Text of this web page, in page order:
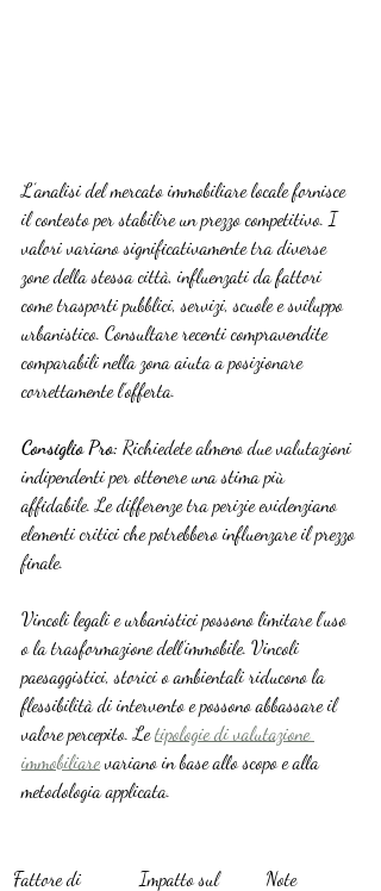
L’analisi del mercato immobiliare locale fornisce
il contesto per stabilire un prezzo competitivo. I
valori variano significativamente tra diverse
zone della stessa città, influenzati da fattori
come trasporti pubblici, servizi, scuole e sviluppo
urbanistico. Consultare recenti compravendite
comparabili nella zona aiuta a posizionare
correttamente l’offerta.
Consiglio Pro: Richiedete almeno due valutazioni
indipendenti per ottenere una stima più
affidabile. Le differenze tra perizie evidenziano
elementi critici che potrebbero influenzare il prezzo
finale.
Vincoli legali e urbanistici possono limitare l’uso
o la trasformazione dell’immobile. Vincoli
paesaggistici, storici o ambientali riducono la
flessibilità di intervento e possono abbassare il
valore percepito. Le tipologie di valutazione
immobiliare variano in base allo scopo e alla
metodologia applicata.
Fattore di
Impatto sul
Note